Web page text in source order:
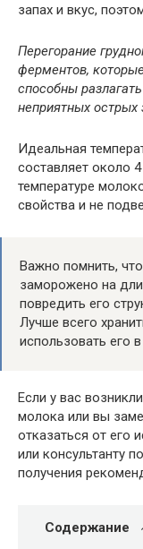
запах и вкус,
Перегорание
ферментов,
способны
неприятных острых
Идеальная
составляет около
температуре
свойства и не
Важно помнить,
заморожено на
повредить его
Лучше всего
использовать его
Если у вас
молока или вы
отказаться от его
или консультанту
получения
Содержание